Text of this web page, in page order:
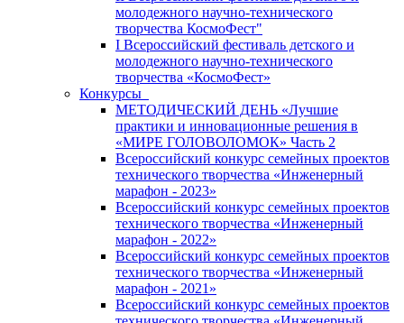
молодежного научно-технического
творчества КосмоФест"
I Всероссийский фестиваль детского и
молодежного научно-технического
творчества «КосмоФест»
Конкурсы
МЕТОДИЧЕСКИЙ ДЕНЬ «Лучшие
практики и инновационные решения в
«МИРЕ ГОЛОВОЛОМОК» Часть 2
Всероссийский конкурс семейных проектов
технического творчества «Инженерный
марафон - 2023»
Всероссийский конкурс семейных проектов
технического творчества «Инженерный
марафон - 2022»
Всероссийский конкурс семейных проектов
технического творчества «Инженерный
марафон - 2021»
Всероссийский конкурс семейных проектов